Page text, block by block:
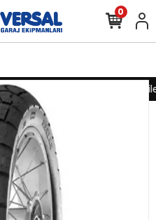
Toptan alımlarınız için lütfen
0